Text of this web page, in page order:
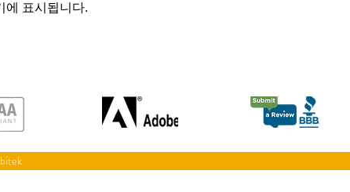
에 표시됩니다.